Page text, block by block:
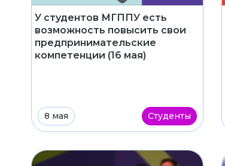
У студентов МГППУ есть
возможность повысить свои
предпринимательские
компетенции (16 мая)
8 мая Студенты